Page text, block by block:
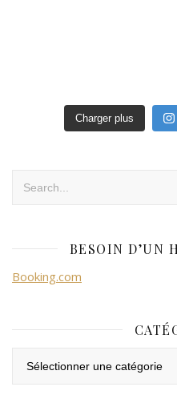
Charger plus
BESOIN D’UN
Booking.com